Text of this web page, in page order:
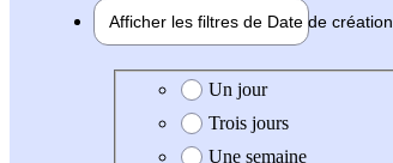
Afficher les filtres de Date de création
Date de création de l'offre
Un jour
Trois jours
Une semaine